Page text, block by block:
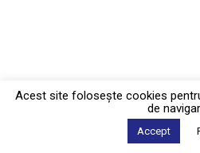
Acest site foloseşte cookies
de
Accept